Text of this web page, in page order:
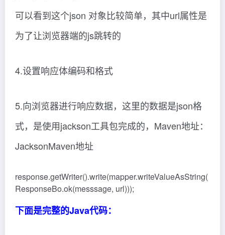
可以看到这个json 对象比较简单，其中url属性是
为了让浏览器端的js跳转的
4.设置响应体编码和格式
5.向浏览器进行响应数据，这里的数据是json格
式，是使用jackson工具包完成的，Maven地址：
JacksonMaven地址
response.getWriter().write(mapper.writeValueAsString(
ResponseBo.ok(messsage, url)));
下面是完整的Java代码：